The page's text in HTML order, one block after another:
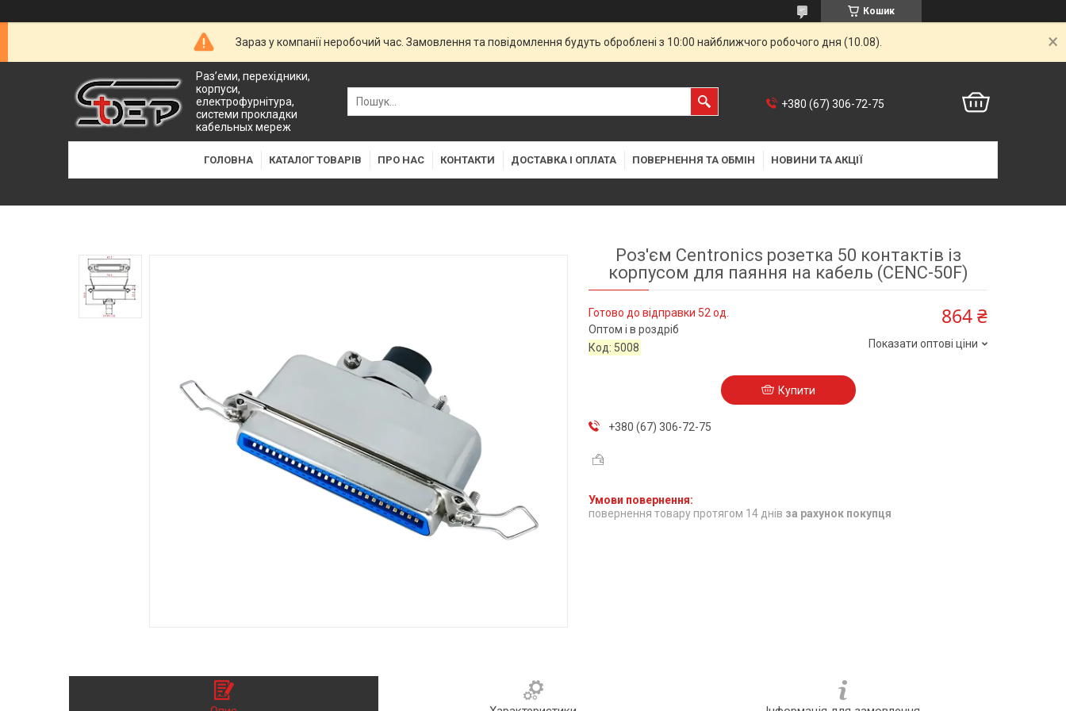
Кошик
Зараз у компанії неробочий час. Замовлення та повідомлення будуть оброблені з 10:00 найближчого робочого дня (10.08).
Раз’еми, перехідники,
корпуси,
електрофурнітура,
системи прокладки
кабельных мереж
+380 (67) 306-72-75
ГОЛОВНА КАТАЛОГ ТОВАРІВ ПРО НАС КОНТАКТИ ДОСТАВКА І ОПЛАТА ПОВЕРНЕННЯ ТА ОБМІН НОВИНИ ТА АКЦІЇ
Роз'єм Centronics розетка 50 контактів із
корпусом для паяння на кабель (CENC-50F)
Готово до відправки 52 од.
Оптом і в роздріб
Код: 5008
864 ₴
Показати оптові ціни
Купити
+380 (67) 306-72-75
повернення товару протягом 14 днів за рахунок покупця